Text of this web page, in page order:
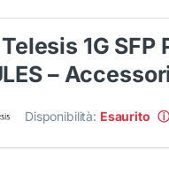
1G SFP
–
Disponibilità: Esaurito ⓘ